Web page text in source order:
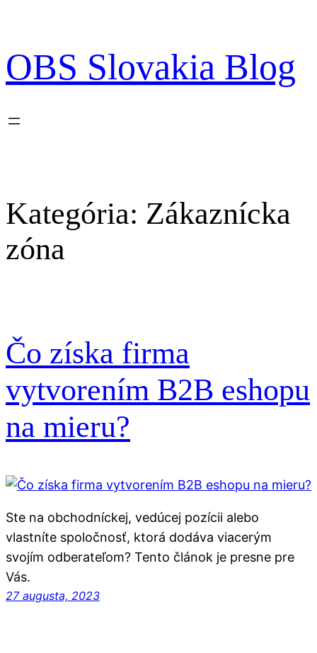
obsah
OBS Slovakia Blog
Kategória: Zákaznícka
zóna
Čo získa firma
vytvorením B2B eshopu
na mieru?
Ste na obchodníckej, vedúcej pozícii alebo
vlastníte spoločnosť, ktorá dodáva viacerým
svojím odberateľom? Tento článok je presne pre
Vás.
27 augusta, 2023